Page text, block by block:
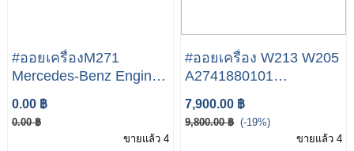
#ออยเครื่องM271
Mercedes-Benz Engine
Oil Cooler - 2711880401
- Behr เบนซ์ เครื่อง M271
รุ่น W203 W04 W209
0.00 ฿
0.00 ฿
ขายแล้ว 4
#ออยเครื่อง W213 W205
A2741880101
2741880101 สำหรับ
Mercedes-Benz E-Class
A207 A238 C207 C238
7,900.00 ฿
9,800.00 ฿ (-19%)
ขายแล้ว 4